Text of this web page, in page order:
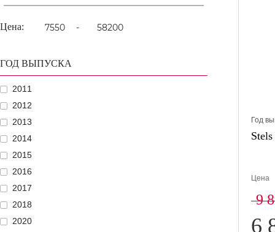
Цена: -
ГОД ВЫПУСКА
2011
2012
2013
2014
2015
2016
2017
2018
2020
Год
Цена
9
6